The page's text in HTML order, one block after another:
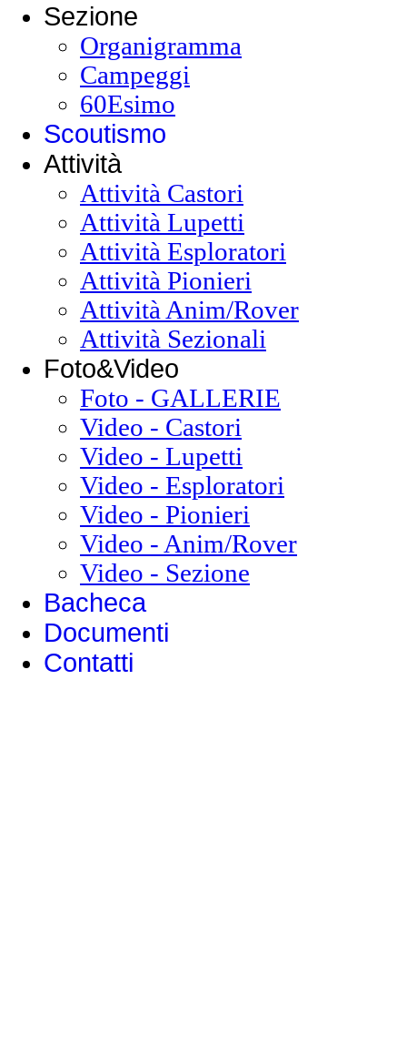
Sezione
Organigramma
Campeggi
60Esimo
Scoutismo
Attività
Attività Castori
Attività Lupetti
Attività Esploratori
Attività Pionieri
Attività Anim/Rover
Attività Sezionali
Foto&Video
Foto - GALLERIE
Video - Castori
Video - Lupetti
Video - Esploratori
Video - Pionieri
Video - Anim/Rover
Video - Sezione
Bacheca
Documenti
Contatti